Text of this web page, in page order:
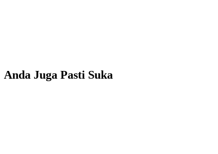
Anda Juga Pasti Suka